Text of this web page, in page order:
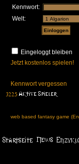
Kennwort:
Welt:
Eingeloggt bleiben
Jetzt kostenlos spielen!
Kennwort vergessen
web based fantasy game